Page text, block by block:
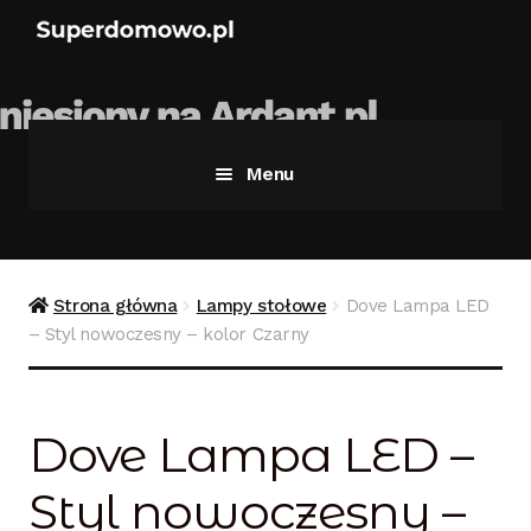
Menu
Bezpieczne zakupy
Strona główna Lampy stołowe
Dove Lampa LED
– Styl nowoczesny – kolor Czarny
Dove Lampa LED –
Styl nowoczesny –